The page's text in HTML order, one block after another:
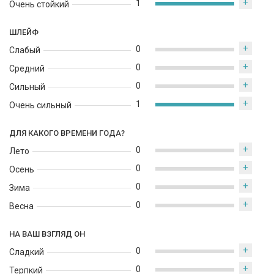
Очень стойкий
1 +
ШЛЕЙФ
Слабый
Средний
Сильный
Очень сильный
0 +
0 +
0 +
1 +
ДЛЯ КАКОГО ВРЕМЕНИ ГОДА?
Лето
Осень
Зима
Весна
0 +
0 +
0 +
0 +
НА ВАШ ВЗГЛЯД ОН
Сладкий
Терпкий
0 +
0 +